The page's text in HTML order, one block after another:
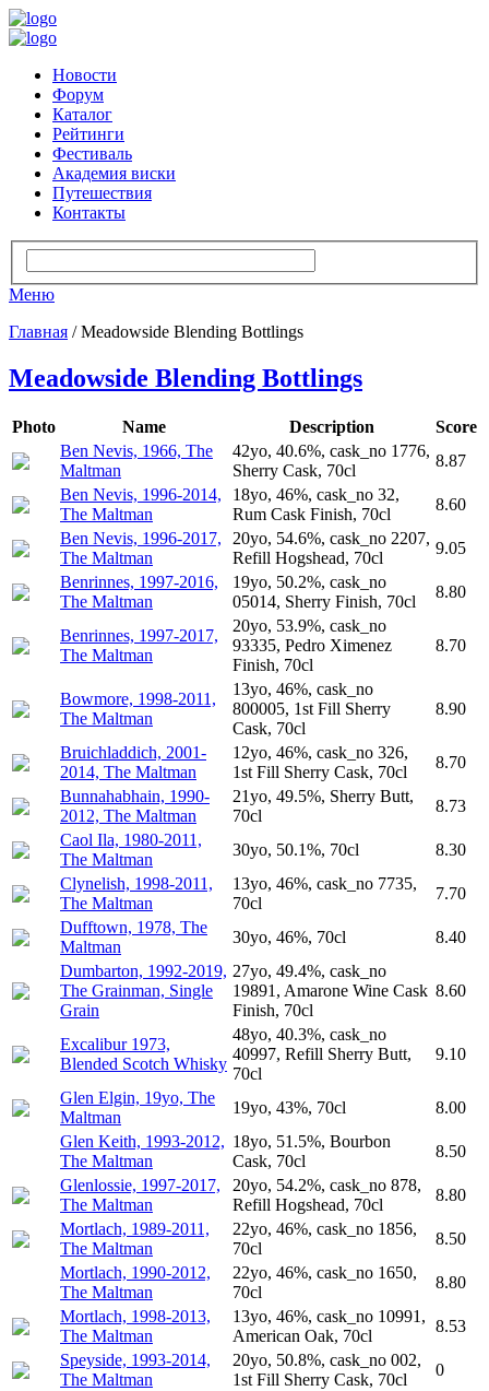
Новости
Форум
Каталог
Рейтинги
Фестиваль
Академия виски
Путешествия
Контакты
Меню
Главная / Meadowside Blending Bottlings
Meadowside Blending Bottlings
Photo Name Description
Score
Ben Nevis, 1966, The
Maltman
42yo, 40.6%, cask_no 1776,
Sherry Cask, 70cl
8.87
Ben Nevis, 1996-2014,
The Maltman
18yo, 46%, cask_no 32,
Rum Cask Finish, 70cl
8.60
Ben Nevis, 1996-2017,
The Maltman
20yo, 54.6%, cask_no 2207,
Refill Hogshead, 70cl
9.05
Benrinnes, 1997-2016,
The Maltman
19yo, 50.2%, cask_no
05014, Sherry Finish, 70cl
8.80
Benrinnes, 1997-2017,
The Maltman
20yo, 53.9%, cask_no
93335, Pedro Ximenez
Finish, 70cl
8.70
Bowmore, 1998-2011,
The Maltman
13yo, 46%, cask_no
800005, 1st Fill Sherry
Cask, 70cl
8.90
Bruichladdich, 2001-
2014, The Maltman
12yo, 46%, cask_no 326,
1st Fill Sherry Cask, 70cl
8.70
Bunnahabhain, 1990-
2012, The Maltman
21yo, 49.5%, Sherry Butt,
70cl
8.73
Caol Ila, 1980-2011,
The Maltman
30yo, 50.1%, 70cl
8.30
Clynelish, 1998-2011,
The Maltman
13yo, 46%, cask_no 7735,
70cl
7.70
Dufftown, 1978, The
Maltman
30yo, 46%, 70cl
8.40
Dumbarton, 1992-2019,
The Grainman, Single
Grain
27yo, 49.4%, cask_no
19891, Amarone Wine Cask
Finish, 70cl
8.60
Excalibur 1973,
Blended Scotch Whisky
48yo, 40.3%, cask_no
40997, Refill Sherry Butt,
70cl
9.10
Glen Elgin, 19yo, The
Maltman
19yo, 43%, 70cl
8.00
Glen Keith, 1993-2012,
The Maltman
18yo, 51.5%, Bourbon
Cask, 70cl
8.50
Glenlossie, 1997-2017,
The Maltman
20yo, 54.2%, cask_no 878,
Refill Hogshead, 70cl
8.80
Mortlach, 1989-2011,
The Maltman
22yo, 46%, cask_no 1856,
70cl
8.50
Mortlach, 1990-2012,
The Maltman
22yo, 46%, cask_no 1650,
70cl
8.80
Mortlach, 1998-2013,
The Maltman
13yo, 46%, cask_no 10991,
American Oak, 70cl
8.53
Speyside, 1993-2014,
The Maltman
20yo, 50.8%, cask_no 002,
1st Fill Sherry Cask, 70cl
0